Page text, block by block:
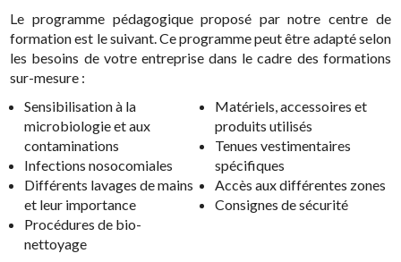
Le programme pédagogique proposé par notre centre de
formation est le suivant. Ce programme peut être adapté selon
les besoins de votre entreprise dans le cadre des formations
sur-mesure :
Sensibilisation à la
microbiologie et aux
contaminations
Infections nosocomiales
Différents lavages de mains
et leur importance
Procédures de bio-
nettoyage
Matériels, accessoires et
produits utilisés
Tenues vestimentaires
spécifiques
Accès aux différentes zones
Consignes de sécurité